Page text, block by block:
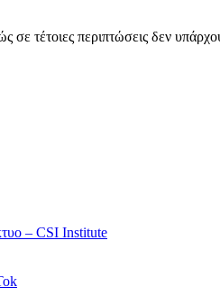
τέτοιες περιπτώσεις δεν
– CSI Institute